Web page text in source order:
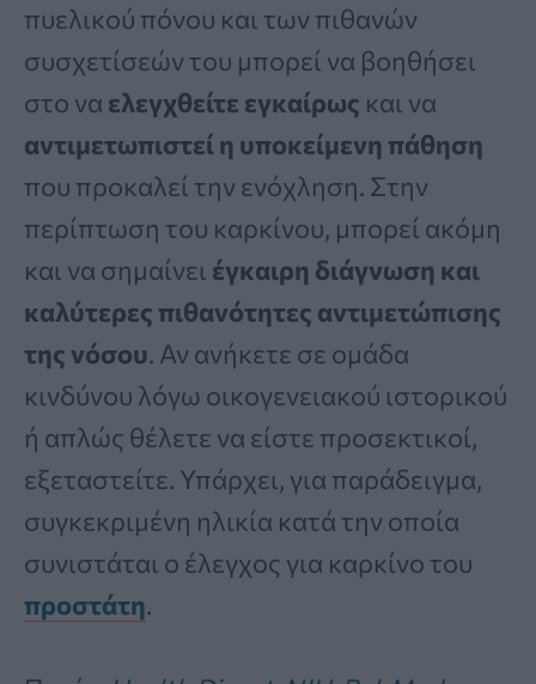
πυελικού πόνου και των πιθανών
συσχετίσεών του μπορεί να βοηθήσει
στο να ελεγχθείτε εγκαίρως και να
αντιμετωπιστεί η υποκείμενη πάθηση
που προκαλεί την ενόχληση. Στην
περίπτωση του καρκίνου, μπορεί ακόμη
και να σημαίνει έγκαιρη διάγνωση και
καλύτερες πιθανότητες αντιμετώπισης
της νόσου. Αν ανήκετε σε ομάδα
κινδύνου λόγω οικογενειακού ιστορικού
ή απλώς θέλετε να είστε προσεκτικοί,
εξεταστείτε. Υπάρχει, για παράδειγμα,
συγκεκριμένη ηλικία κατά την οποία
συνιστάται ο έλεγχος για καρκίνο του
προστάτη.